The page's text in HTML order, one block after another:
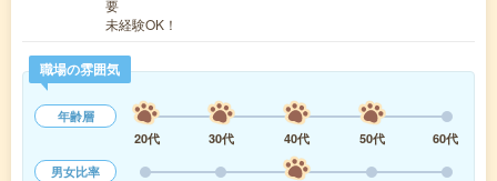
要
未経験OK！
職場の雰囲気
年齢層
20代
30代 40代 50代
60代
男女比率